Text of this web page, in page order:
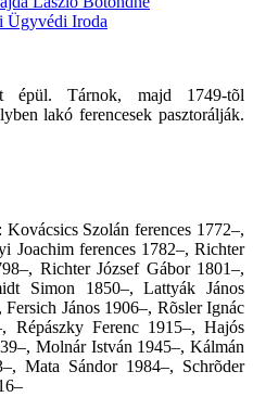
Ügyvédi Iroda
épül. Tárnok, majd 1749-tõl
lakó ferencesek pasztorálják.
Szolán ferences 1772–,
Joachim ferences 1782–, Richter
Richter József Gábor 1801–,
Simon 1850–, Lattyák János
János 1906–, Rõsler Ignác
Répászky Ferenc 1915–, Hajós
Molnár István 1945–, Kálmán
Mata Sándor 1984–, Schrõder